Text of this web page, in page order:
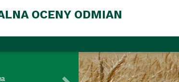
OCENY ODMIAN
Dni Pola
Serdecznie zapraszamy na
Next